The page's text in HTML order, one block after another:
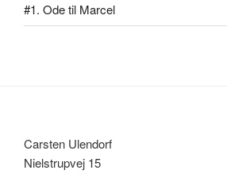
#1. Ode til Marcel
Carsten Ulendorf
Nielstrupvej 15